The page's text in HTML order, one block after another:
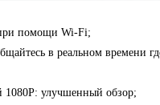
помощи Wi-Fi;
в реальном времени
1080P: улучшенный обзор;